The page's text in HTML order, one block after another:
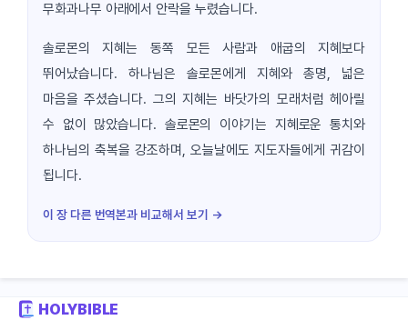
무화과나무 아래에서 안락을 누렸습니다.
솔로몬의 지혜는 동쪽 모든 사람과 애굽의 지혜보다
뛰어났습니다. 하나님은 솔로몬에게 지혜와 총명, 넓은
마음을 주셨습니다. 그의 지혜는 바닷가의 모래처럼 헤아릴
수 없이 많았습니다. 솔로몬의 이야기는 지혜로운 통치와
하나님의 축복을 강조하며, 오늘날에도 지도자들에게 귀감이
됩니다.
이 장 다른 번역본과 비교해서 보기 →
HOLYBIBLE